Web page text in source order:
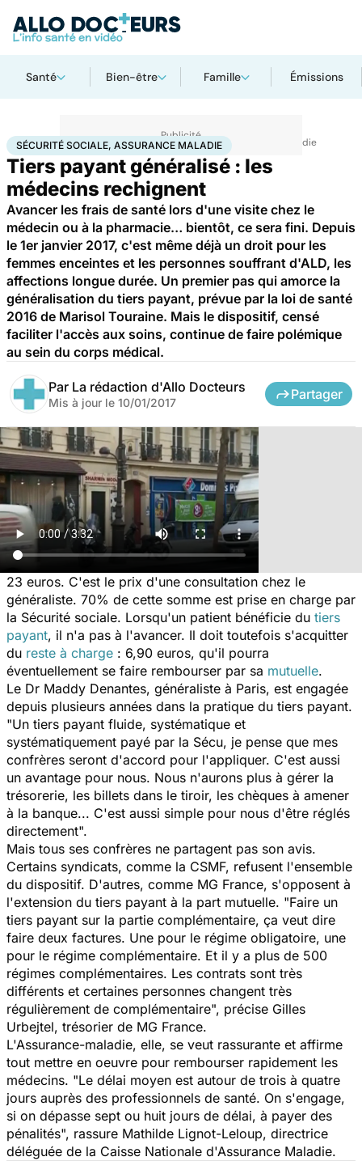
Santé Bien-être Famille Émissions
AccueilSantéSociété ÉconomieSécurité sociale, assurance maladie
SÉCURITÉ SOCIALE, ASSURANCE MALADIE
Tiers payant généralisé : les
médecins rechignent
Avancer les frais de santé lors d'une visite chez le
médecin ou à la pharmacie… bientôt, ce sera fini. Depuis
le 1er janvier 2017, c'est même déjà un droit pour les
femmes enceintes et les personnes souffrant d'ALD, les
affections longue durée. Un premier pas qui amorce la
généralisation du tiers payant, prévue par la loi de santé
2016 de Marisol Touraine. Mais le dispositif, censé
faciliter l'accès aux soins, continue de faire polémique
au sein du corps médical.
Par La rédaction d'Allo Docteurs
Mis à jour le 10/01/2017
Partager
23 euros. C'est le prix d'une consultation chez le
généraliste. 70% de cette somme est prise en charge par
la Sécurité sociale. Lorsqu'un patient bénéficie du tiers
payant, il n'a pas à l'avancer. Il doit toutefois s'acquitter
du reste à charge : 6,90 euros, qu'il pourra
éventuellement se faire rembourser par sa mutuelle.
Le Dr Maddy Denantes, généraliste à Paris, est engagée
depuis plusieurs années dans la pratique du tiers payant.
"Un tiers payant fluide, systématique et
systématiquement payé par la Sécu, je pense que mes
confrères seront d'accord pour l'appliquer. C'est aussi
un avantage pour nous. Nous n'aurons plus à gérer la
trésorerie, les billets dans le tiroir, les chèques à amener
à la banque... C'est aussi simple pour nous d'être réglés
directement".
Mais tous ses confrères ne partagent pas son avis.
Certains syndicats, comme la CSMF, refusent l'ensemble
du dispositif. D'autres, comme MG France, s'opposent à
l'extension du tiers payant à la part mutuelle. "Faire un
tiers payant sur la partie complémentaire, ça veut dire
faire deux factures. Une pour le régime obligatoire, une
pour le régime complémentaire. Et il y a plus de 500
régimes complémentaires. Les contrats sont très
différents et certaines personnes changent très
régulièrement de complémentaire", précise Gilles
Urbejtel, trésorier de MG France.
L'Assurance-maladie, elle, se veut rassurante et affirme
tout mettre en oeuvre pour rembourser rapidement les
médecins. "Le délai moyen est autour de trois à quatre
jours auprès des professionnels de santé. On s'engage,
si on dépasse sept ou huit jours de délai, à payer des
pénalités", rassure Mathilde Lignot-Leloup, directrice
déléguée de la Caisse Nationale d'Assurance Maladie.